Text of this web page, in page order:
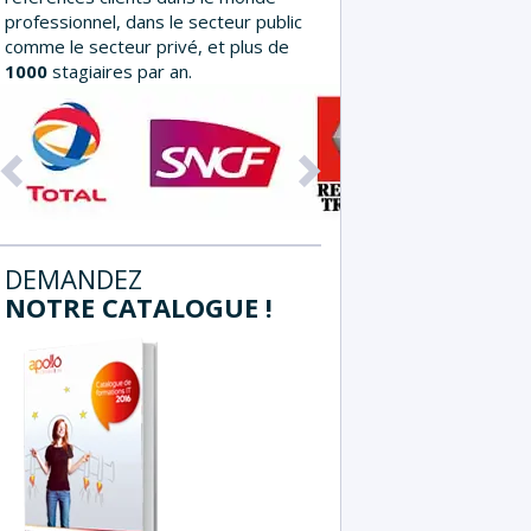
professionnel, dans le secteur public
comme le secteur privé, et plus de
1000 stagiaires par an.
Précédent Suivant
DEMANDEZ
NOTRE CATALOGUE !